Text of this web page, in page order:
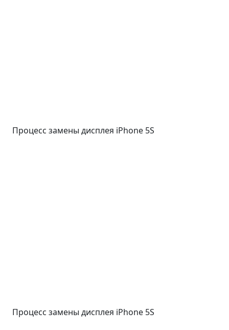
Процесс замены дисплея iPhone 5S
Процесс замены дисплея iPhone 5S